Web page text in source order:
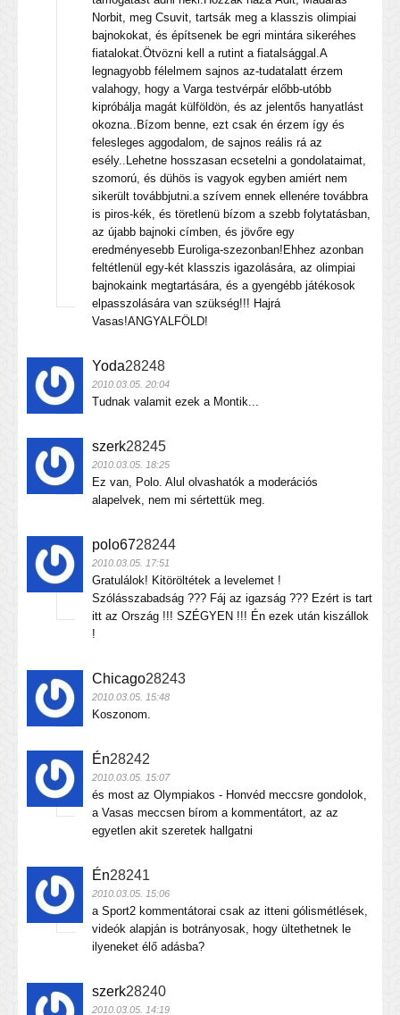
Norbit, meg Csuvit, tartsák meg a klasszis olimpiai
bajnokokat, és építsenek be egri mintára sikeréhes
fiatalokat.Ötvözni kell a rutint a fiatalsággal.A
legnagyobb félelmem sajnos az-tudatalatt érzem
valahogy, hogy a Varga testvérpár előbb-utóbb
kipróbálja magát külföldön, és az jelentős hanyatlást
okozna..Bízom benne, ezt csak én érzem így és
felesleges aggodalom, de sajnos reális rá az
esély..Lehetne hosszasan ecsetelni a gondolataimat,
szomorú, és dühös is vagyok egyben amiért nem
sikerült továbbjutni.a szívem ennek ellenére továbbra
is piros-kék, és töretlenü bízom a szebb folytatásban,
az újabb bajnoki címben, és jövőre egy
eredményesebb Euroliga-szezonban!Ehhez azonban
feltétlenül egy-két klasszis igazolására, az olimpiai
bajnokaink megtartására, és a gyengébb játékosok
elpasszolására van szükség!!! Hajrá
Vasas!ANGYALFÖLD!
Yoda28248
2010.03.05. 20:04
Tudnak valamit ezek a Montik...
szerk28245
2010.03.05. 18:25
Ez van, Polo. Alul olvashatók a moderációs
alapelvek, nem mi sértettük meg.
polo6728244
2010.03.05. 17:51
Gratulálok! Kitöröltétek a levelemet !
Szólásszabadság ??? Fáj az igazság ??? Ezért is tart
itt az Ország !!! SZÉGYEN !!! Én ezek után kiszállok
!
Chicago28243
2010.03.05. 15:48
Koszonom.
Én28242
2010.03.05. 15:07
és most az Olympiakos - Honvéd meccsre gondolok,
a Vasas meccsen bírom a kommentátort, az az
egyetlen akit szeretek hallgatni
Én28241
2010.03.05. 15:06
a Sport2 kommentátorai csak az itteni gólismétlések,
videók alapján is botrányosak, hogy ültethetnek le
ilyeneket élő adásba?
szerk28240
2010.03.05. 14:19